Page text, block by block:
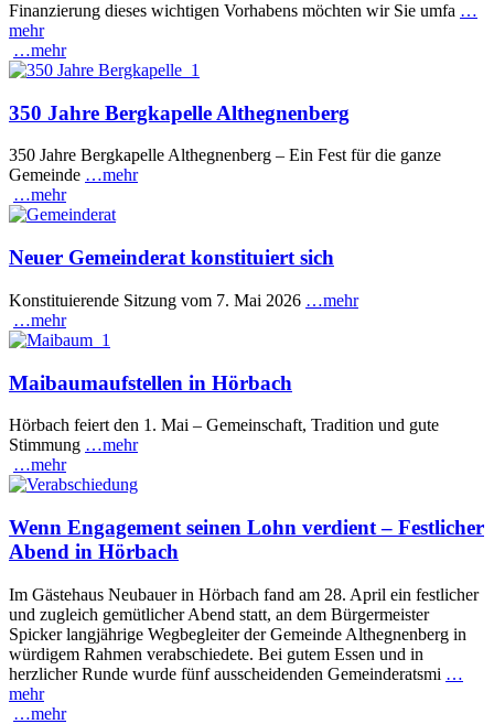
Finanzierung dieses wichtigen Vorhabens möchten wir Sie umfa …
mehr
…mehr
350 Jahre Bergkapelle Althegnenberg
350 Jahre Bergkapelle Althegnenberg – Ein Fest für die ganze
Gemeinde …mehr
…mehr
Neuer Gemeinderat konstituiert sich
Konstituierende Sitzung vom 7. Mai 2026 …mehr
…mehr
Maibaumaufstellen in Hörbach
Hörbach feiert den 1. Mai – Gemeinschaft, Tradition und gute
Stimmung …mehr
…mehr
Wenn Engagement seinen Lohn verdient – Festlicher
Abend in Hörbach
Im Gästehaus Neubauer in Hörbach fand am 28. April ein festlicher
und zugleich gemütlicher Abend statt, an dem Bürgermeister
Spicker langjährige Wegbegleiter der Gemeinde Althegnenberg in
würdigem Rahmen verabschiedete. Bei gutem Essen und in
herzlicher Runde wurde fünf ausscheidenden Gemeinderatsmi …
mehr
…mehr